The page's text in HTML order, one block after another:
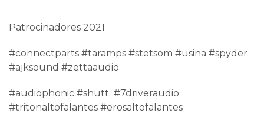
Patrocinadores 2021
#connectparts #taramps #stetsom #usina #spyder
#ajksound #zettaaudio
#audiophonic #shutt #7driveraudio
#tritonaltofalantes #erosaltofalantes